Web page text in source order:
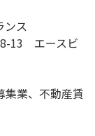
ンス
13 エースビ
業、不動産賃